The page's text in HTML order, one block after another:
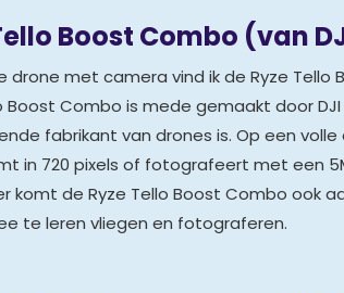
Boost Combo (van
drone met camera vind ik de Ryze
Boost Combo is mede gemaakt door
fabrikant van drones is. Op een volle
in 720 pixels of fotografeert met een
komt de Ryze Tello Boost Combo ook
te leren vliegen en fotograferen.